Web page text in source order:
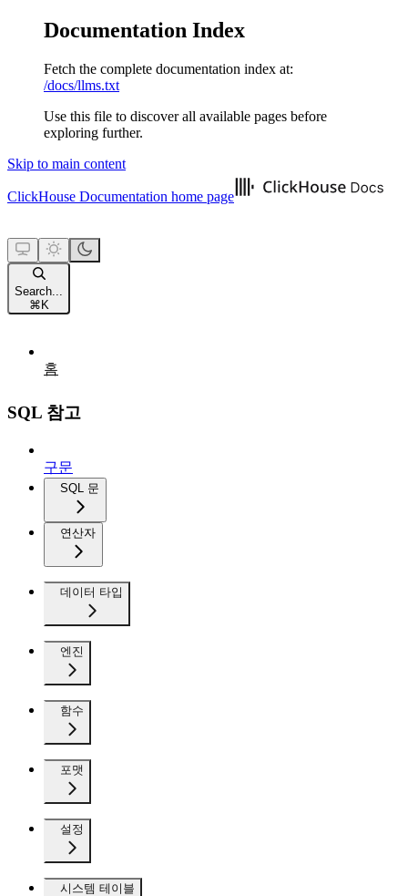
Documentation Index
Fetch the complete documentation index at:
/docs/llms.txt
Use this file to discover all available pages before
exploring further.
Skip to main content
ClickHouse Documentation home page
Search...
⌘ K
홈
SQL 참고
구문
SQL 문
연산자
데이터 타입
엔진
함수
포맷
설정
시스템 테이블